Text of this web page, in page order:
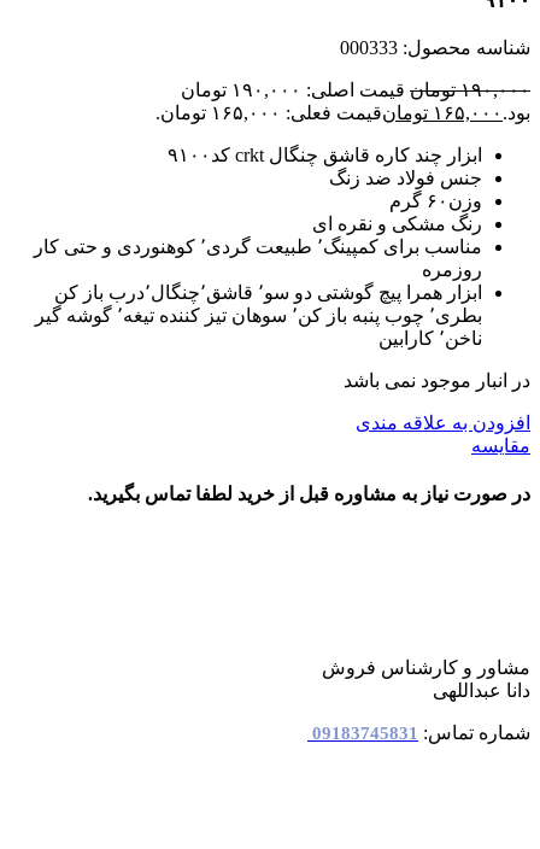
شناسه محصول: 000333
۱۹۰,۰۰۰ تومان
قیمت اصلی: ۱۹۰,۰۰۰ تومان
بود. ۱۶۵,۰۰۰ تومانقیمت فعلی: ۱۶۵,۰۰۰ تومان.
ابزار چند کاره قاشق چنگال crkt کد۹۱۰۰
جنس فولاد ضد زنگ
وزن۶۰ گرم
رنگ مشکی و نقره ای
مناسب برای کمپینگ٬ طبیعت گردی٬ کوهنوردی و حتی کار
روزمره
ابزار همرا پیچ گوشتی دو سو٬ قاشق٬چنگال٬درب باز کن
بطری٬ چوب پنبه باز کن٬ سوهان تیز کننده تیغه٬ گوشه گیر
ناخن٬ کارابین
در انبار موجود نمی باشد
افزودن به علاقه مندی
مقایسه
در صورت نیاز به مشاوره قبل از خرید لطفا تماس بگیرید.
مشاور و کارشناس فروش
دانا عبداللهی
شماره تماس: 09183745831